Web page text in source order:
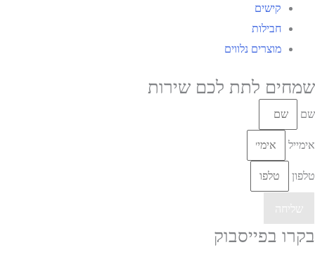
קישים
חבילות
מוצרים נלווים
שמחים לתת לכם שירות
שם
אימייל
טלפון
שליחה
בקרו בפייסבוק